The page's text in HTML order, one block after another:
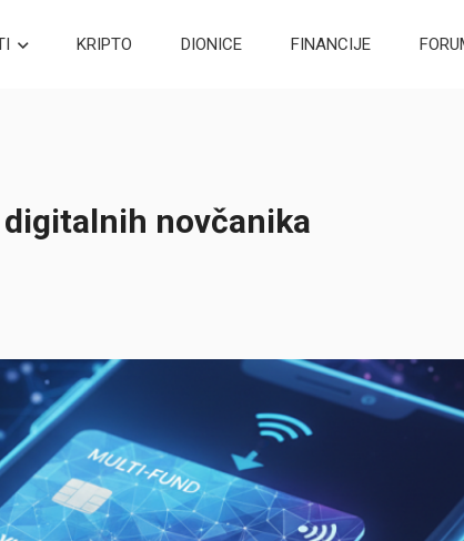
KRIPTO DIONICE FINANCIJE
novčanika